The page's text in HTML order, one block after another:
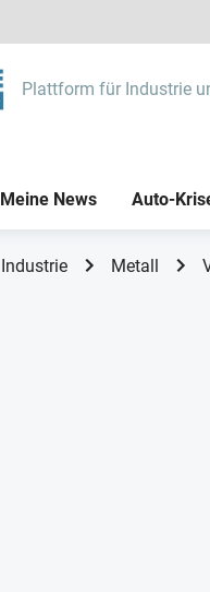
Plattform für Industrie
Meine News Auto-
Industrie Metall